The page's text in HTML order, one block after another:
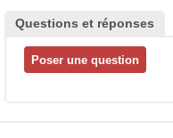
Questions et réponses